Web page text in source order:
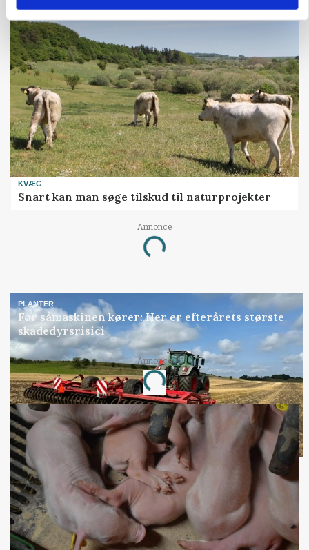
KVÆG
Snart kan man søge tilskud til naturprojekter
Annonce
Loading...
PLANTER
Før såmaskinen kører: Her er efterårets største
skadedyrsrisici
Annonce
Loading...